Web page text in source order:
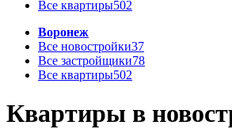
Все квартиры502
Воронеж
Все новостройки37
Все застройщики78
Все квартиры502
Квартиры в